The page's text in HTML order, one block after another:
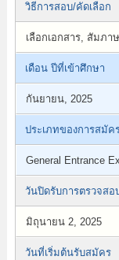
วิธีการสอบ/คัดเลือก
เลือกเอกสาร, สัมภา
เดือน ปีที่เข้าศึกษา
กันยายน, 2025
ประเภทของการสมัค
General Entrance
วันปิดรับการตรวจส
มิถุนายน 2, 2025
วันที่เริ่มต้นรับสมัคร